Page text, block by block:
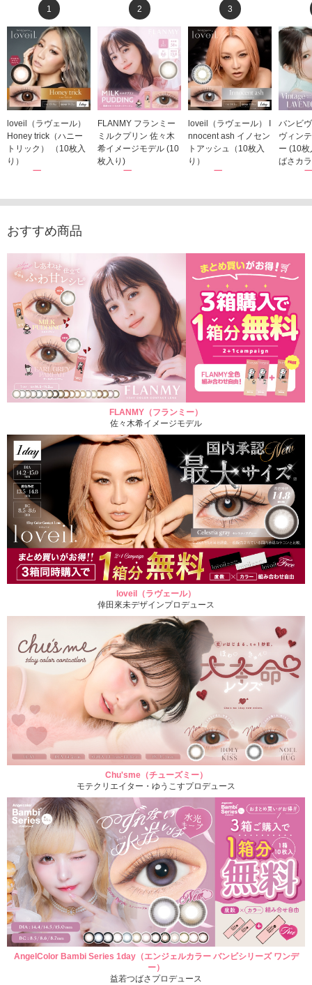
1
loveil（ラヴェール）
Honey trick（ハニー
トリック） （10枚入
り）
1,760円
2
FLANMY フランミー
ミルクプリン 佐々木
希イメージモデル (10
枚入り)
1,815円
3
loveil（ラヴェール） I
nnocent ash イノセン
トアッシュ（10枚入
り）
1,760円
バンビ
ヴィン
ー (10
ばさカ
1,848
おすすめ商品
FLANMY（フランミー）
佐々木希イメージモデル
loveil（ラヴェール）
倖田來未デザインプロデュース
Chu'sme（チューズミー）
モテクリエイター・ゆうこすプロデュース
AngelColor Bambi Series 1day（エンジェルカラー バンビシリーズ ワンデ
ー）
益若つばさプロデュース